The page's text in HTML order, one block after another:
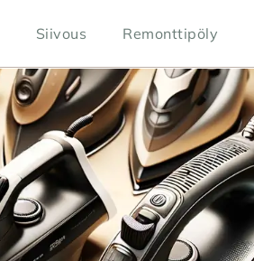
Siivous Remonttipöly